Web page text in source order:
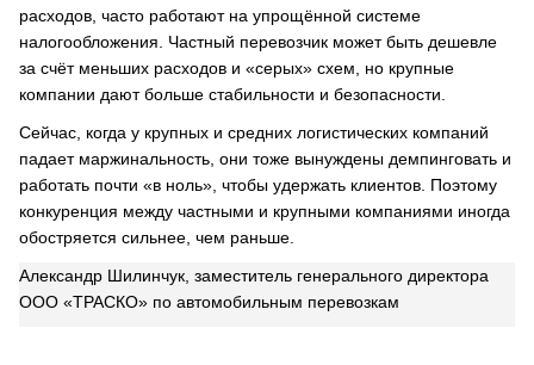
расходов, часто работают на упрощённой системе
налогообложения. Частный перевозчик может быть дешевле
за счёт меньших расходов и «серых» схем, но крупные
компании дают больше стабильности и безопасности.
Сейчас, когда у крупных и средних логистических компаний
падает маржинальность, они тоже вынуждены демпинговать и
работать почти «в ноль», чтобы удержать клиентов. Поэтому
конкуренция между частными и крупными компаниями иногда
обостряется сильнее, чем раньше.
Александр Шилинчук, заместитель генерального директора
ООО «ТРАСКО» по автомобильным перевозкам